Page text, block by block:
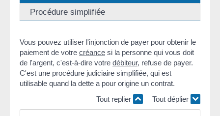
Procédure simplifiée
Vous pouvez utiliser l'injonction de payer pour obtenir le
paiement de votre créance si la personne qui vous doit
de l'argent, c'est-à-dire votre débiteur, refuse de payer.
C'est une procédure judiciaire simplifiée, qui est
utilisable quand la dette a pour origine un contrat.
Tout replier
Tout déplier